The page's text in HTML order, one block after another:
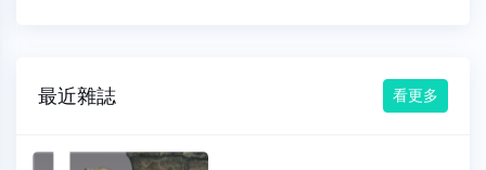
最近雜誌 看更多